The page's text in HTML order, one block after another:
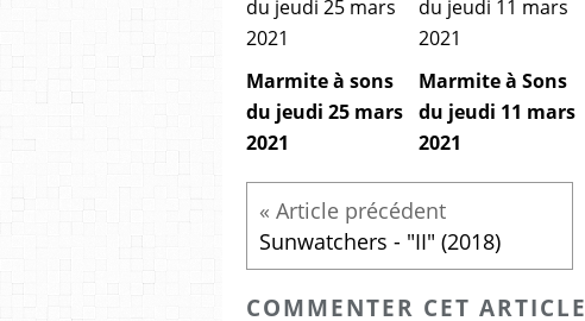
Marmite à sons
du jeudi 25 mars
2021
Marmite à Sons
du jeudi 11 mars
2021
Sunwatchers - "II" (2018)
COMMENTER CET ARTICLE